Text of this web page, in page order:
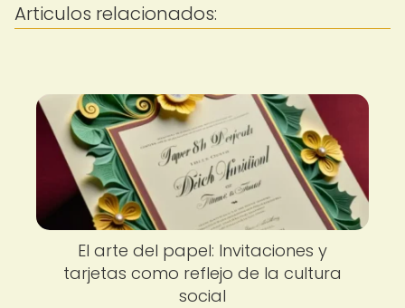
Articulos relacionados:
El arte del papel: Invitaciones y
tarjetas como reflejo de la cultura
social